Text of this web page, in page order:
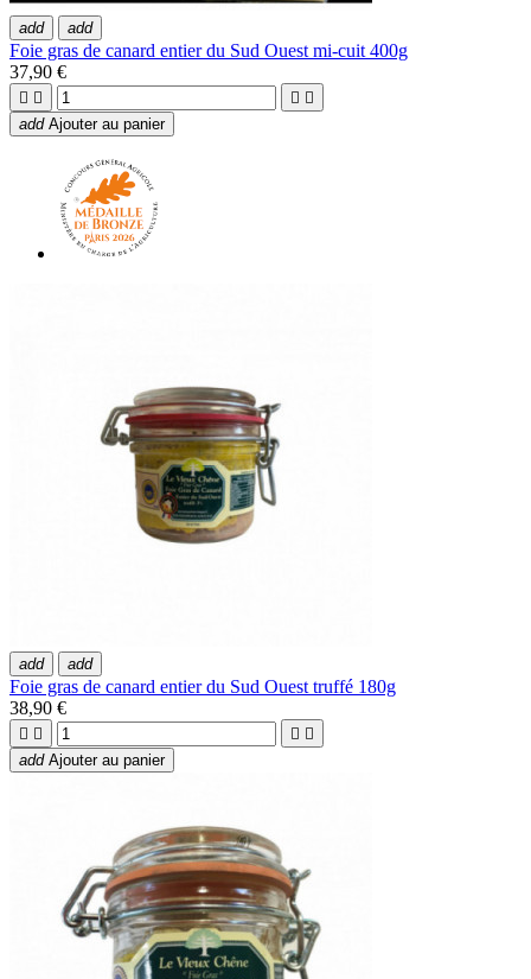
add add
Foie gras de canard entier du Sud Ouest mi-cuit 400g
37,90 €
   
add Ajouter au panier
add add
Foie gras de canard entier du Sud Ouest truffé 180g
38,90 €
   
add Ajouter au panier